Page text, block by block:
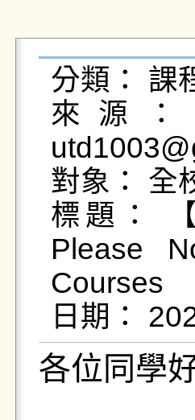
分類： 課
來源
對象： 全
標題：
Please
Courses
各位同學